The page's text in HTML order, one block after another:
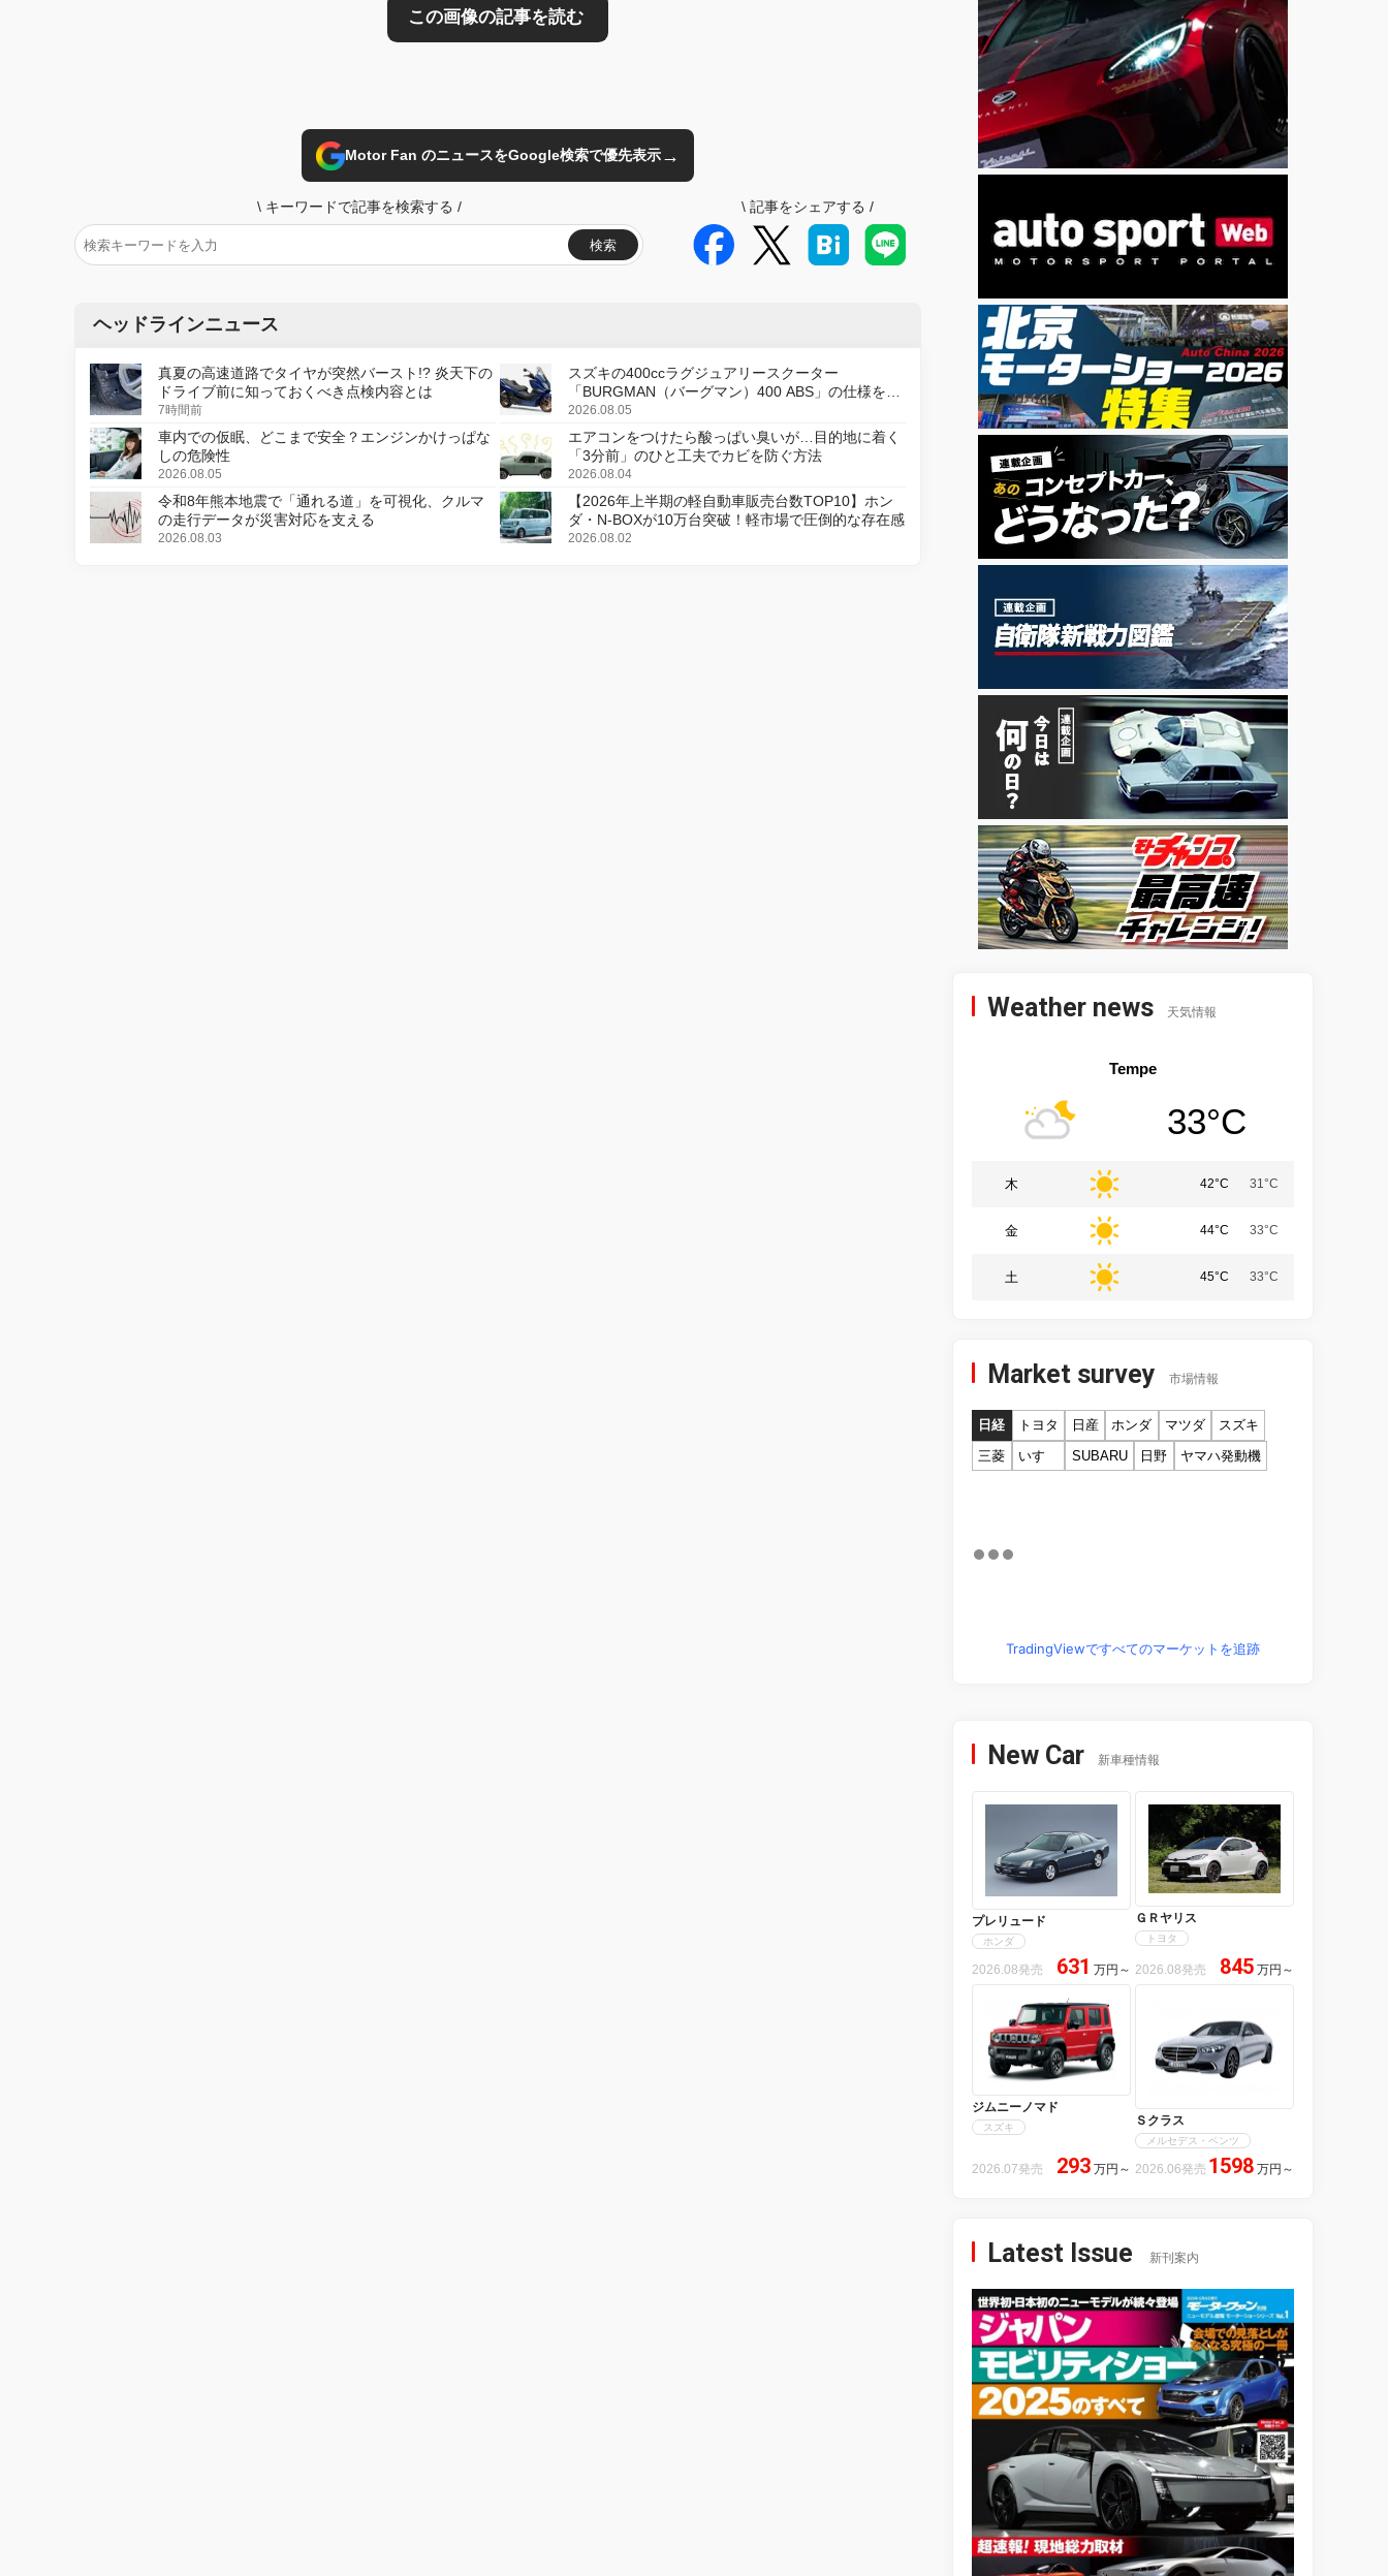
Motor Fan のニュースをGoogle検索で優先表示→
\ キーワードで記事を検索する /
検索
\ 記事をシェアする /
ヘッドラインニュース
真夏の高速道路でタイヤが突然バースト!? 炎天下の
ドライブ前に知っておくべき点検内容とは
7時間前
スズキの400ccラグジュアリースクーター
「BURGMAN（バーグマン）400 ABS」の仕様を変
更し、8月18日に発売
2026.08.05
車内での仮眠、どこまで安全？エンジンかけっぱな
しの危険性
2026.08.05
エアコンをつけたら酸っぱい臭いが…目的地に着く
「3分前」のひと工夫でカビを防ぐ方法
2026.08.04
令和8年熊本地震で「通れる道」を可視化、クルマ
の走行データが災害対応を支える
2026.08.03
【2026年上半期の軽自動車販売台数TOP10】ホン
ダ・N-BOXが10万台突破！軽市場で圧倒的な存在感
2026.08.02
Weather news 天気情報
Tempe
33°C
木 42°C 31°C
金 44°C 33°C
土 45°C 33°C
Market survey 市場情報
日経 トヨタ 日産 ホンダ マツダ
スズキ
三菱
いすゞ SUBARU 日野 ヤマハ発動機
TradingViewですべてのマーケットを追跡
New Car 新車種情報
プレリュード
ホンダ
2026.08発売 631 万円 ～
ＧＲヤリス
トヨタ
2026.08発売 845 万円 ～
ジムニーノマド
スズキ
2026.07発売 293 万円 ～
Ｓクラス
メルセデス・ベンツ
2026.06発売 1598 万円 ～
Latest Issue 新刊案内